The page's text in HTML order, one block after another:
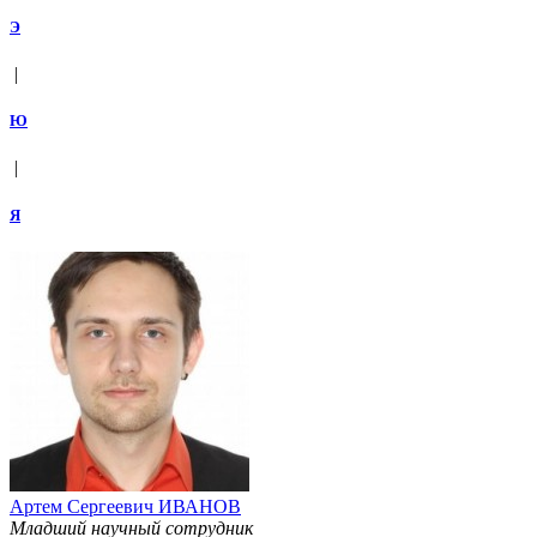
Э
|
Ю
Я
Артем Сергеевич ИВАНОВ
Младший научный сотрудник